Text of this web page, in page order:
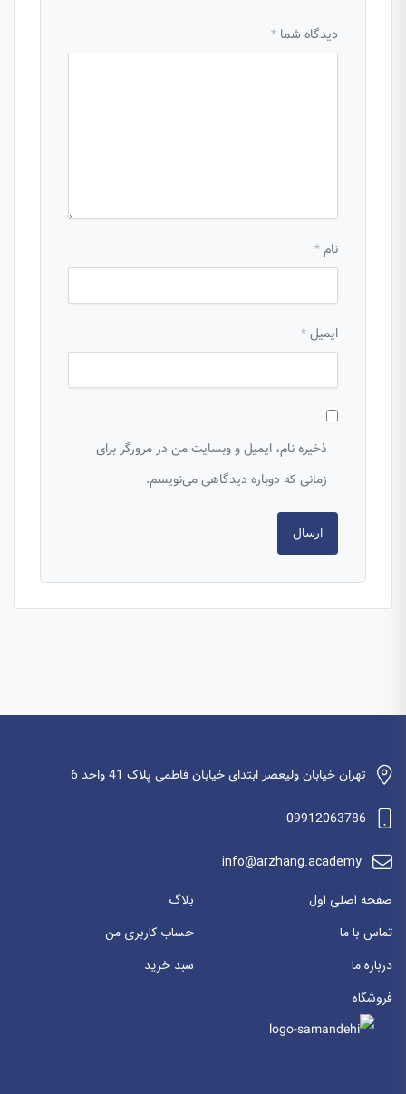
دیدگاه شما *
نام*
ایمیل*
ذخیره نام، ایمیل و وبسایت من در مرورگر برای
زمانی که دوباره دیدگاهی می‌نویسم.
تهران خیابان ولیعصر ابتدای خیابان فاطمی پلاک 41 واحد 6
09912063786
info@arzhang.academy
صفحه اصلی اول
بلاگ
تماس با ما
حساب کاربری من
درباره ما
سبد خرید
فروشگاه